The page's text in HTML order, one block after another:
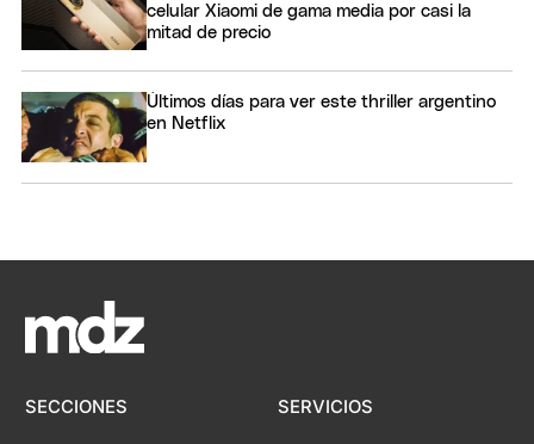
celular Xiaomi de gama media por casi la
mitad de precio
Últimos días para ver este thriller argentino
en Netflix
SECCIONES SERVICIOS